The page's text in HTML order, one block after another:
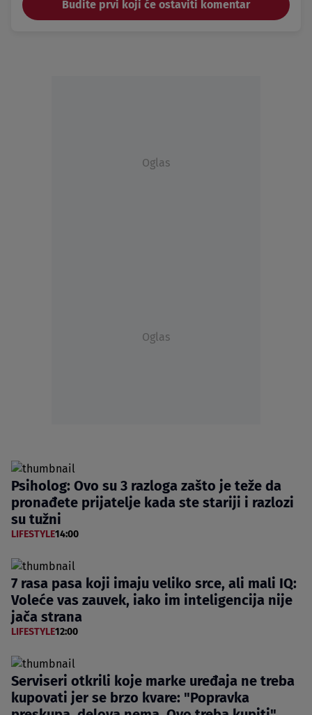
Budite prvi koji će ostaviti komentar
Oglas
Oglas
Psiholog: Ovo su 3 razloga zašto je teže da
pronađete prijatelje kada ste stariji i razlozi
su tužni
LIFESTYLE14:00
7 rasa pasa koji imaju veliko srce, ali mali IQ:
Voleće vas zauvek, iako im inteligencija nije
jača strana
LIFESTYLE12:00
Serviseri otkrili koje marke uređaja ne treba
kupovati jer se brzo kvare: "Popravka